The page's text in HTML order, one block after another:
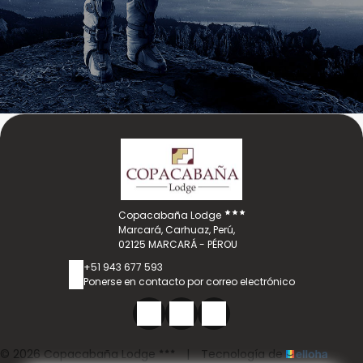
Copacabaña Lodge
Marcará, Carhuaz, Perú,
02125 MARCARÁ - PÉROU
+51 943 677 593
Ponerse en contacto por correo electrónico
© 2026 Copacabaña Lodge | Tecnología de